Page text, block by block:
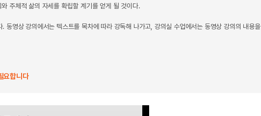
주체적 삶의 자세를 확립할 계기를 얻게 될 것이다.
영상 강의에서는 텍스트를 목차에 따라 강독해 나가고, 강의실 수업에서는 동영상 강의의 내용
요합니다